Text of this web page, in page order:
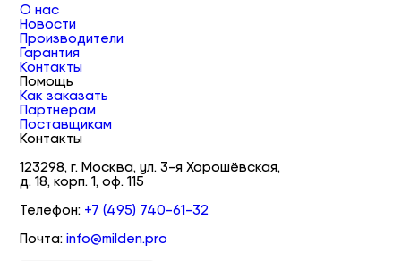
О нас
Новости
Производители
Гарантия
Контакты
Помощь
Как заказать
Партнерам
Поставщикам
Контакты
123298, г. Москва, ул. 3-я Хорошёвская,
д. 18, корп. 1, оф. 115
Телефон: +7 (495) 740-61-32
Почта:info@milden.pro